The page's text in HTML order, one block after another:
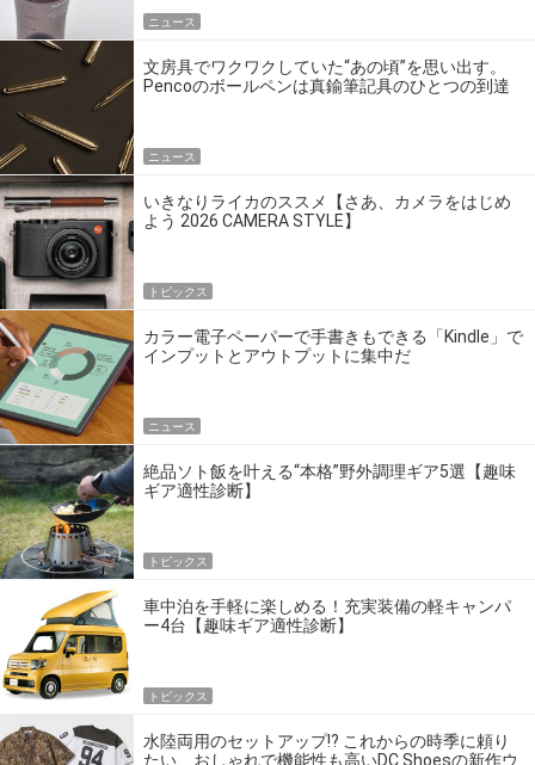
ニュース
文房具でワクワクしていた“あの頃”を思い出す。
Pencoのボールペンは真鍮筆記具のひとつの到達
ニュース
いきなりライカのススメ【さあ、カメラをはじめ
よう 2026 CAMERA STYLE】
トピックス
カラー電子ペーパーで手書きもできる「Kindle」で
インプットとアウトプットに集中だ
ニュース
絶品ソト飯を叶える“本格”野外調理ギア5選【趣味
ギア適性診断】
トピックス
車中泊を手軽に楽しめる！充実装備の軽キャンパ
ー4台【趣味ギア適性診断】
トピックス
水陸両用のセットアップ!? これからの時季に頼り
たい、おしゃれで機能性も高いDC Shoesの新作ウ